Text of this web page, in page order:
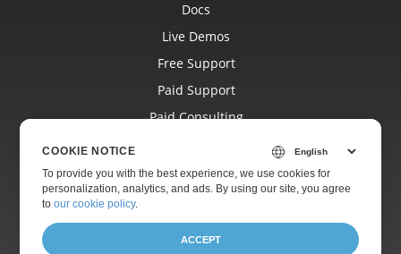
Docs
Live Demos
Free Support
Paid Support
Paid Consulting
Websites
About
COOKIE NOTICE
To provide you with the best experience, we use cookies for
personalization, analytics, and ads. By using our site, you agree
toour cookie policy.
ACCEPT